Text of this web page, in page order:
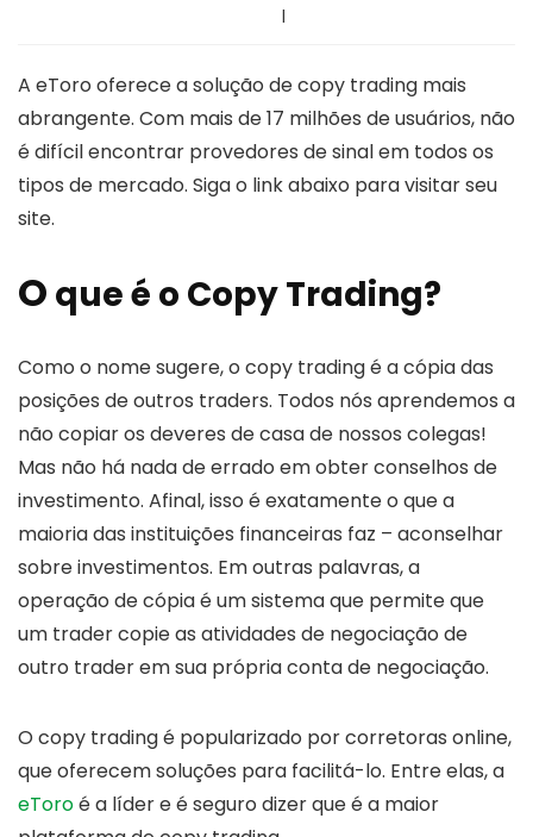
l
A eToro oferece a solução de copy trading mais
abrangente. Com mais de 17 milhões de usuários, não
é difícil encontrar provedores de sinal em todos os
tipos de mercado. Siga o link abaixo para visitar seu
site.
O que é o Copy Trading?
Como o nome sugere, o copy trading é a cópia das
posições de outros traders. Todos nós aprendemos a
não copiar os deveres de casa de nossos colegas!
Mas não há nada de errado em obter conselhos de
investimento. Afinal, isso é exatamente o que a
maioria das instituições financeiras faz – aconselhar
sobre investimentos. Em outras palavras, a
operação de cópia é um sistema que permite que
um trader copie as atividades de negociação de
outro trader em sua própria conta de negociação.
O copy trading é popularizado por corretoras online,
que oferecem soluções para facilitá-lo. Entre elas, a
eToroé a líder e é seguro dizer que é a maior